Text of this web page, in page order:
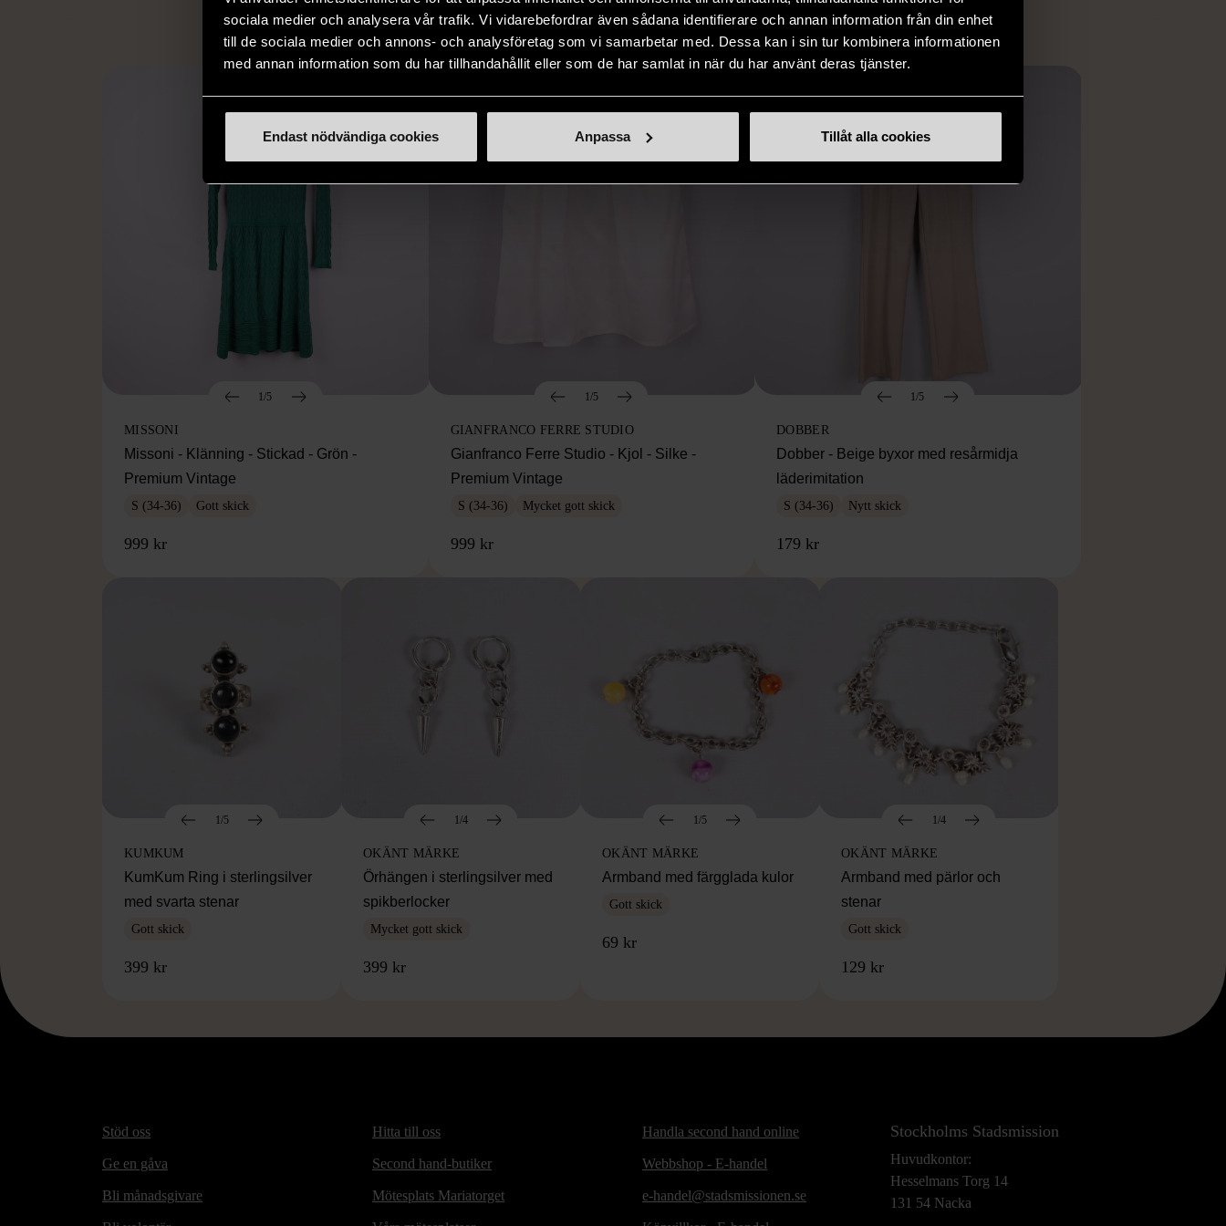
sociala medier och analysera vår trafik. Vi vidarebefordrar även sådana identifierare och annan information från din enhet
till de sociala medier och annons- och analysföretag som vi samarbetar med. Dessa kan i sin tur kombinera informationen
med annan information som du har tillhandahållit eller som de har samlat in när du har använt deras tjänster.
Endast nödvändiga cookies Anpassa Tillåt alla cookies
Hitta produkter som påminner om denna
1/5
MISSONI
Missoni - Klänning - Stickad - Grön -
Premium Vintage
S (34-36) Gott skick
999 kr
1/5
GIANFRANCO FERRE STUDIO
Gianfranco Ferre Studio - Kjol - Silke -
Premium Vintage
S (34-36) Mycket gott skick
999 kr
1/5
DOBBER
Dobber - Beige byxor med resårmidja
läderimitation
S (34-36) Nytt skick
179 kr
1/5
KUMKUM
KumKum Ring i sterlingsilver
med svarta stenar
Gott skick
399 kr
1/4
OKÄNT MÄRKE
Örhängen i sterlingsilver med
spikberlocker
Mycket gott skick
399 kr
1/5
OKÄNT MÄRKE
Armband med färgglada kulor
Gott skick
69 kr
1/4
OKÄNT MÄRKE
Armband med pärlor och
stenar
Gott skick
129 kr
Stöd oss
Ge en gåva
Bli månadsgivare
Hitta till oss
Second hand-butiker
Mötesplats Mariatorget
Handla second hand online
Webbshop - E-handel
e-handel@stadsmissionen.se
Stockholms Stadsmission
Huvudkontor:
Hesselmans Torg 14
131 54 Nacka